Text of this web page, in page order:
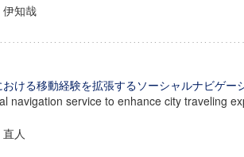
知哉
ける移動経験を拡張するソーシャルナビゲー
navigation service to enhance city traveling
人